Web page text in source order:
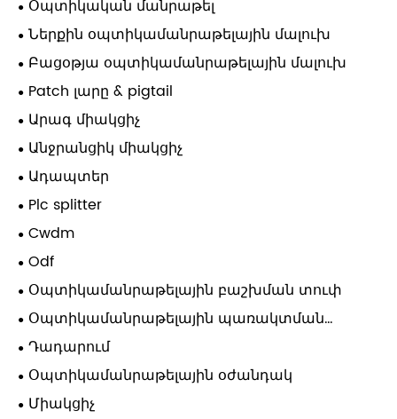
Օպտիկական մանրաթել
Ներքին օպտիկամանրաթելային մալուխ
Բացօթյա օպտիկամանրաթելային մալուխ
Patch լարը & pigtail
Արագ միակցիչ
Անջրանցիկ միակցիչ
Ադապտեր
Plc splitter
Cwdm
Odf
Օպտիկամանրաթելային բաշխման տուփ
Օպտիկամանրաթելային պառակտման
փակումը
Դադարում
Օպտիկամանրաթելային օժանդակ
Միակցիչ